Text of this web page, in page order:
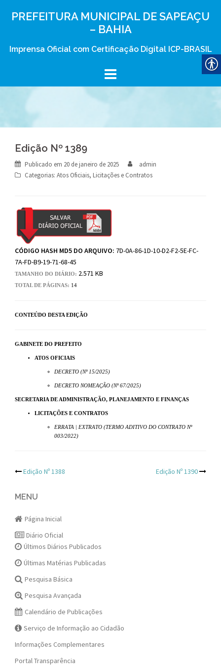
PREFEITURA MUNICIPAL DE SAPEAÇU
– BAHIA
Imprensa Oficial com Certificação Digital ICP-BRASIL
Edição Nº 1389
Publicado em 20 de janeiro de 2025
admin
Categorias: Atos Oficiais, Licitações e Contratos
CÓDIGO HASH MD5 DO ARQUIVO: 7D-0A-86-1D-10-D2-F2-5E-FC-
7A-FD-B9-19-71-68-45
TAMANHO DO DIÁRIO: 2.571 KB
TOTAL DE PÁGINAS: 14
CONTEÚDO DESTA EDIÇÃO
GABINETE DO PREFEITO
ATOS OFICIAIS
DECRETO (Nº 15/2025)
DECRETO NOMEAÇÃO (Nº 67/2025)
SECRETARIA DE ADMINISTRAÇÃO, PLANEJAMENTO E FINANÇAS
LICITAÇÕES E CONTRATOS
ERRATA | EXTRATO (TERMO ADITIVO DO CONTRATO Nº
003/2022)
Post
navigation
Edição Nº 1388 Edição Nº 1390
MENU
Página Inicial
Diário Oficial
Últimos Diários Publicados
Últimas Matérias Publicadas
Pesquisa Básica
Pesquisa Avançada
Calendário de Publicações
Serviço de Informação ao Cidadão
Informações Complementares
Portal Transparência